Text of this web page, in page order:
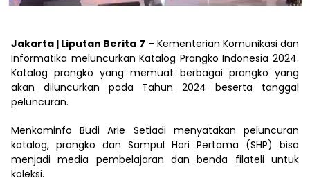
Jakarta | Liputan Berita 7 – Kementerian Komunikasi dan
Informatika meluncurkan Katalog Prangko Indonesia 2024.
Katalog prangko yang memuat berbagai prangko yang
akan diluncurkan pada Tahun 2024 beserta tanggal
peluncuran.
Menkominfo Budi Arie Setiadi menyatakan peluncuran
katalog, prangko dan Sampul Hari Pertama (SHP) bisa
menjadi media pembelajaran dan benda filateli untuk
koleksi.